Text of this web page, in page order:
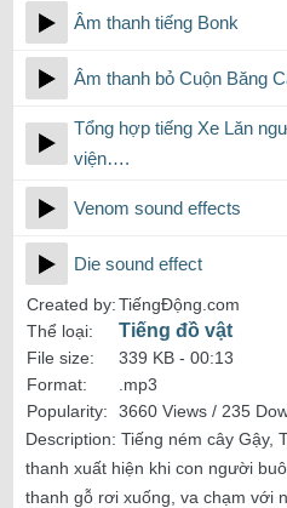
Âm thanh tiếng Bonk
Âm thanh bỏ Cuộn Băng
Tổng hợp tiếng Xe Lăn
viện….
Venom sound effects
Die sound effect
Created by:TiếngĐộng.com
Thể loại:
Tiếng đồ vật
File size: 339 KB - 00:13
Format:
.mp3
Popularity:
3660 Views / 235
Description: Tiếng ném cây Gậy,
thanh xuất hiện khi con người
thanh gỗ rơi xuống, va chạm với